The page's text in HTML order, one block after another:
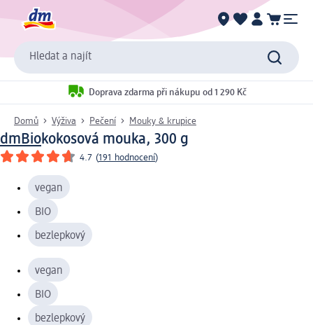
Hledat a najít
Doprava zdarma při nákupu od 1 290 Kč
Domů Výživa Pečení Mouky & krupice
dmBiokokosová mouka, 300 g
4.7 (191 hodnocení)
vegan
BIO
bezlepkový
vegan
BIO
bezlepkový